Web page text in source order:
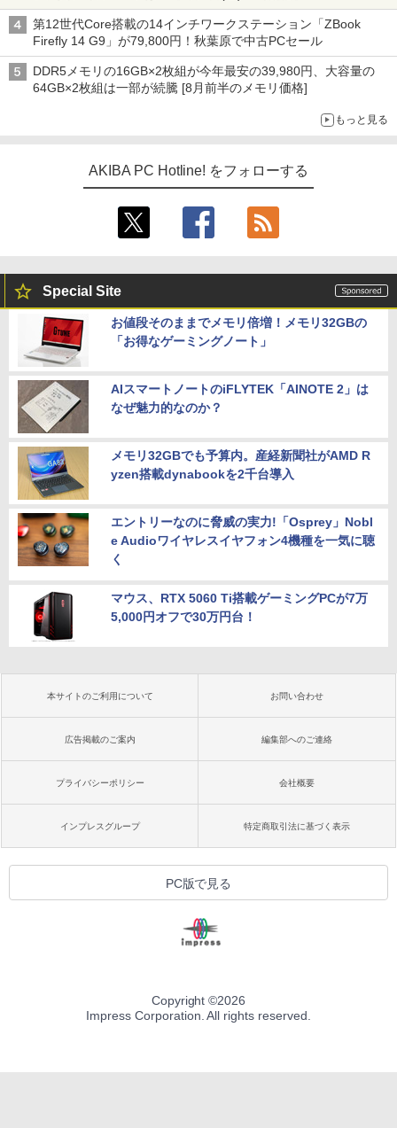
第12世代Core搭載の14インチワークステーション「ZBook
Firefly 14 G9」が79,800円！秋葉原で中古PCセール
DDR5メモリの16GB×2枚組が今年最安の39,980円、大容量の
64GB×2枚組は一部が続騰 [8月前半のメモリ価格]
もっと見る
AKIBA PC Hotline! をフォローする
Special Site
お値段そのままでメモリ倍増！メモリ32GBの
「お得なゲーミングノート」
AIスマートノートのiFLYTEK「AINOTE 2」は
なぜ魅力的なのか？
メモリ32GBでも予算内。産経新聞社がAMD R
yzen搭載dynabookを2千台導入
エントリーなのに脅威の実力!「Osprey」Nobl
e Audioワイヤレスイヤフォン4機種を一気に聴
く
マウス、RTX 5060 Ti搭載ゲーミングPCが7万
5,000円オフで30万円台！
本サイトのご利用について お問い合わせ
広告掲載のご案内 編集部へのご連絡
プライバシーポリシー 会社概要
インプレスグループ 特定商取引法に基づく表示
PC版で見る
Copyright ©2026
Impress Corporation. All rights reserved.